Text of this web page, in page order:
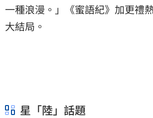
一種浪漫。」《蜜語紀》加更禮
大結局。
星「陸」話題